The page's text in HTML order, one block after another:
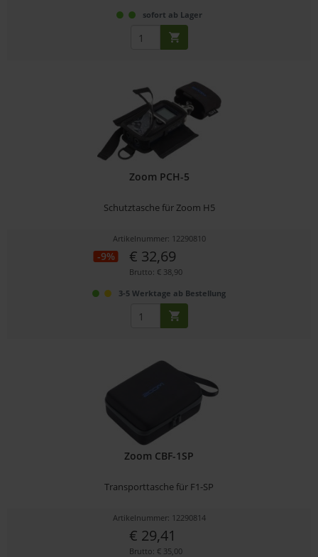
sofort ab Lager
Zoom PCH-5
Schutztasche für Zoom H5
Artikelnummer: 12290810
-9% € 32,69
Brutto: € 38,90
3-5 Werktage ab Bestellung
Zoom CBF-1SP
Transporttasche für F1-SP
Artikelnummer: 12290814
€ 29,41
Brutto: € 35,00